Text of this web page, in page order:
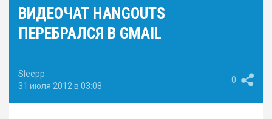
ВИДЕОЧАТ HANGOUTS
ПЕРЕБРАЛСЯ В GMAIL
Sleepp
31 июля 2012 в 03:08
0